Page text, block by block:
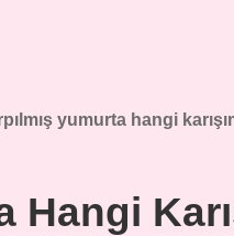
yumurta hangi
Hangi